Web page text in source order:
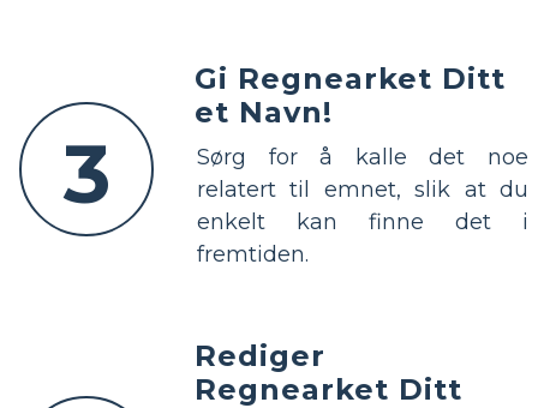
3
Gi Regnearket Ditt
et Navn!
Sørg for å kalle det noe
relatert til emnet, slik at du
enkelt kan finne det i
fremtiden.
Rediger
Regnearket Ditt